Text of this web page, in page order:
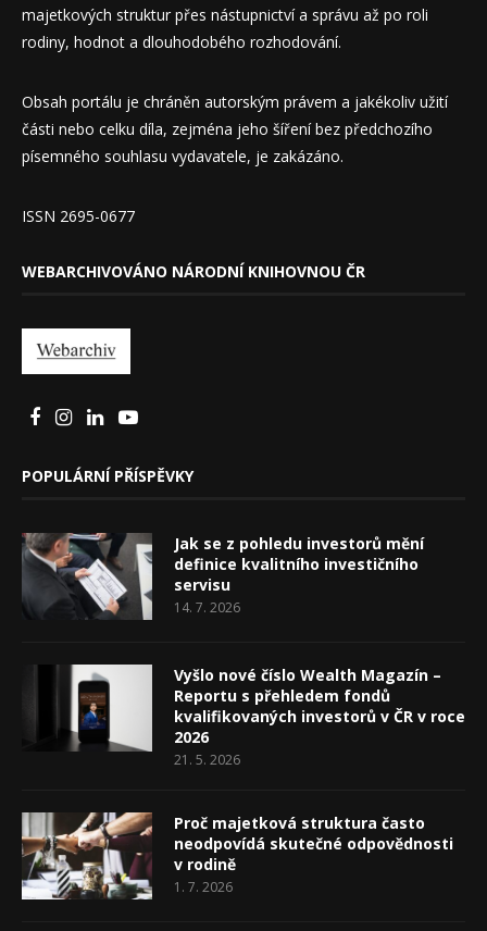
majetkových struktur přes nástupnictví a správu až po roli
rodiny, hodnot a dlouhodobého rozhodování.
Obsah portálu je chráněn autorským právem a jakékoliv užití
části nebo celku díla, zejména jeho šíření bez předchozího
písemného souhlasu vydavatele, je zakázáno.
ISSN 2695-0677
WEBARCHIVOVÁNO NÁRODNÍ KNIHOVNOU ČR
POPULÁRNÍ PŘÍSPĚVKY
Jak se z pohledu investorů mění
definice kvalitního investičního
servisu
14. 7. 2026
Vyšlo nové číslo Wealth Magazín –
Reportu s přehledem fondů
kvalifikovaných investorů v ČR v roce
2026
21. 5. 2026
Proč majetková struktura často
neodpovídá skutečné odpovědnosti
v rodině
1. 7. 2026